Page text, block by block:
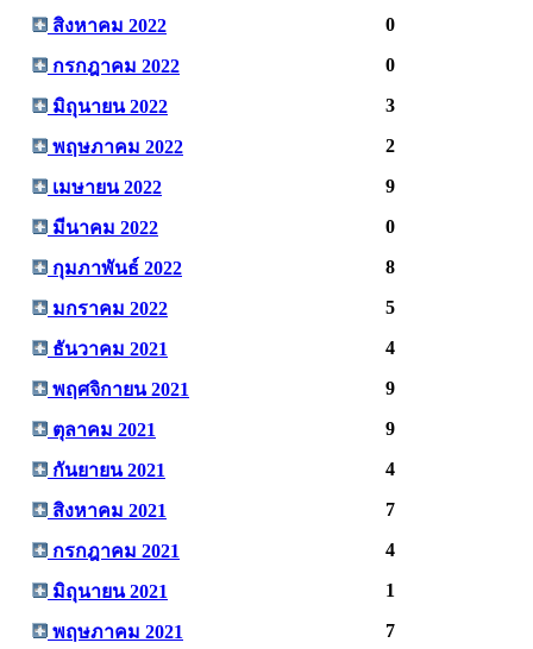
สิงหาคม 2022 0
กรกฎาคม 2022 0
มิถุนายน 2022 3
พฤษภาคม 2022 2
เมษายน 2022 9
มีนาคม 2022 0
กุมภาพันธ์ 2022 8
มกราคม 2022 5
ธันวาคม 2021 4
พฤศจิกายน 2021 9
ตุลาคม 2021 9
กันยายน 2021 4
สิงหาคม 2021 7
กรกฎาคม 2021 4
มิถุนายน 2021 1
พฤษภาคม 2021 7